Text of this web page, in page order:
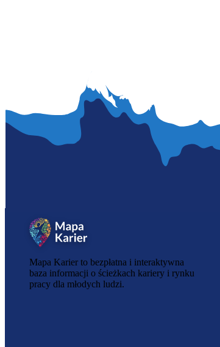
Mapa Karier to bezpłatna i interaktywna
baza informacji o ścieżkach kariery i rynku
pracy dla młodych ludzi.